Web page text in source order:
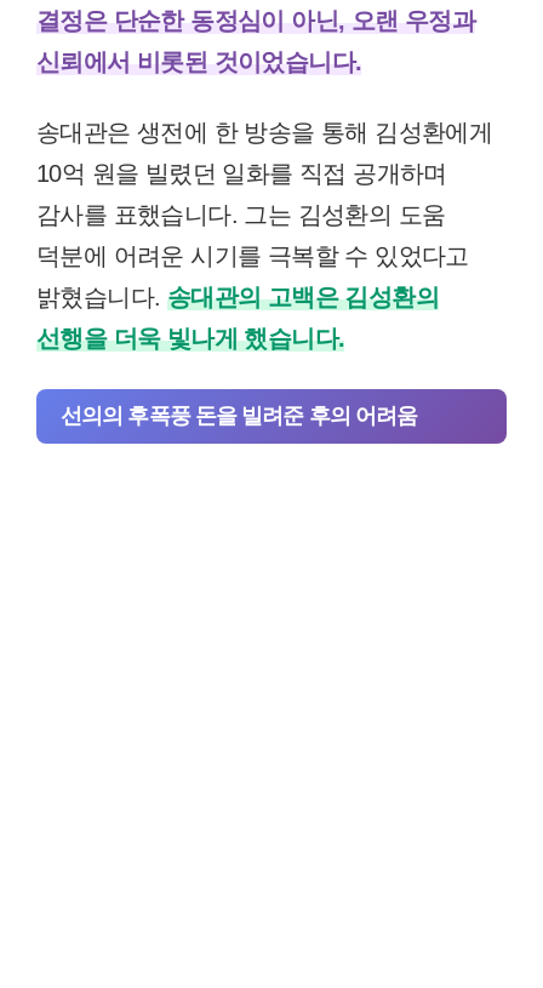
결정은 단순한 동정심이 아닌, 오랜 우정과
신뢰에서 비롯된 것이었습니다.
송대관은 생전에 한 방송을 통해 김성환에게
10억 원을 빌렸던 일화를 직접 공개하며
감사를 표했습니다. 그는 김성환의 도움
덕분에 어려운 시기를 극복할 수 있었다고
밝혔습니다. 송대관의 고백은 김성환의
선행을 더욱 빛나게 했습니다.
선의의 후폭풍 돈을 빌려준 후의 어려움